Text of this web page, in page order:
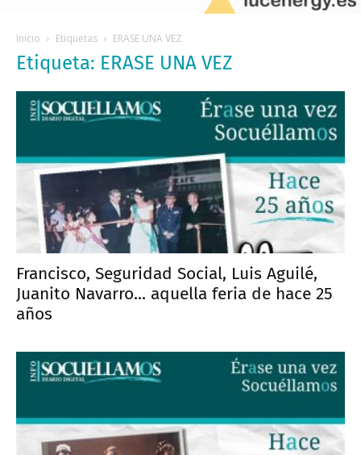
Inicio Etiquetas ERASE UNA VEZ
Etiqueta: ERASE UNA VEZ
Francisco, Seguridad Social, Luis Aguilé,
Juanito Navarro... aquella feria de hace 25
años